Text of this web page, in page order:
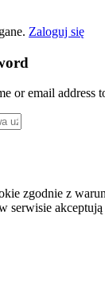
Zaloguj się
or email address
zgodnie z
serwisie